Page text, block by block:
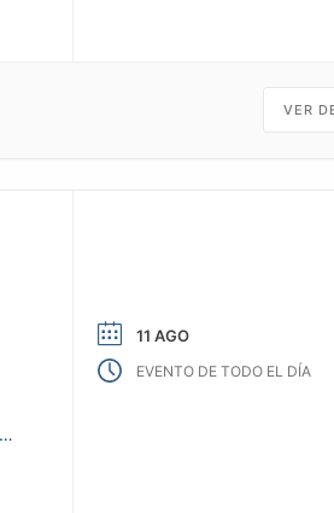
VER
11 AGO
EVENTO DE TODO EL DÍA